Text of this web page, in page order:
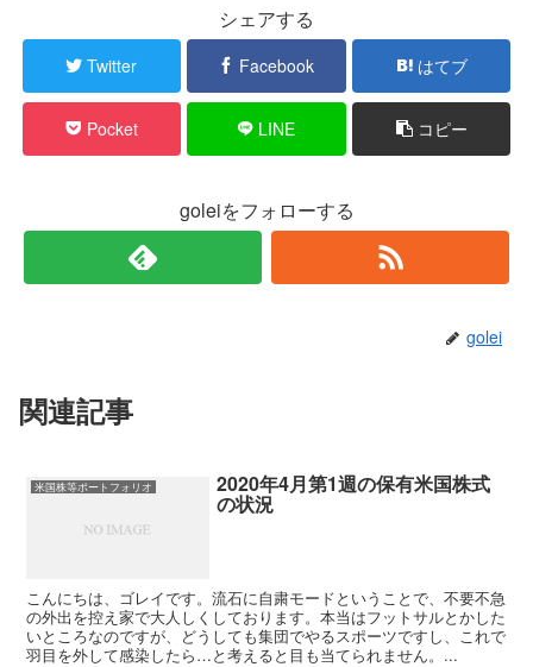
シェアする
Twitter Facebook はてブ
Pocket LINE コピー
goleiをフォローする
golei
関連記事
米国株等ポートフォリオ 2020年4月第1週の保有米国株式
の状況
こんにちは、ゴレイです。流石に自粛モードということで、不要不急
の外出を控え家で大人しくしております。本当はフットサルとかした
いところなのですが、どうしても集団でやるスポーツですし、これで
羽目を外して感染したら…と考えると目も当てられません。...